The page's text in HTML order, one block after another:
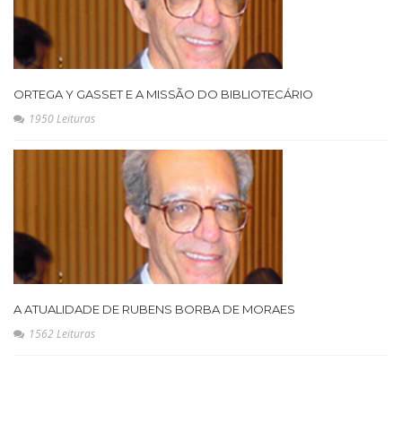
ORTEGA Y GASSET E A MISSÃO DO BIBLIOTECÁRIO
1950 Leituras
A ATUALIDADE DE RUBENS BORBA DE MORAES
1562 Leituras